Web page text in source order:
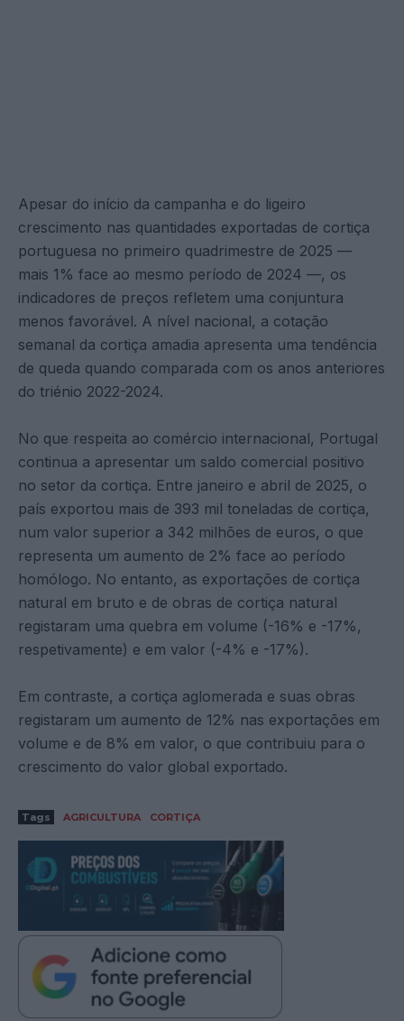
Apesar do início da campanha e do ligeiro
crescimento nas quantidades exportadas de cortiça
portuguesa no primeiro quadrimestre de 2025 —
mais 1% face ao mesmo período de 2024 —, os
indicadores de preços refletem uma conjuntura
menos favorável. A nível nacional, a cotação
semanal da cortiça amadia apresenta uma tendência
de queda quando comparada com os anos anteriores
do triénio 2022-2024.
No que respeita ao comércio internacional, Portugal
continua a apresentar um saldo comercial positivo
no setor da cortiça. Entre janeiro e abril de 2025, o
país exportou mais de 393 mil toneladas de cortiça,
num valor superior a 342 milhões de euros, o que
representa um aumento de 2% face ao período
homólogo. No entanto, as exportações de cortiça
natural em bruto e de obras de cortiça natural
registaram uma quebra em volume (-16% e -17%,
respetivamente) e em valor (-4% e -17%).
Em contraste, a cortiça aglomerada e suas obras
registaram um aumento de 12% nas exportações em
volume e de 8% em valor, o que contribuiu para o
crescimento do valor global exportado.
Tags AGRICULTURA CORTIÇA